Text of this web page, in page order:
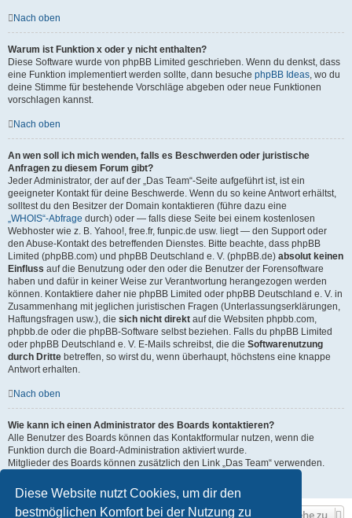
Diese Website nutzt Cookies, um dir den
bestmöglichen Komfort bei der Nutzung zu
Nach oben
Warum ist Funktion x oder y nicht enthalten?
Diese Software wurde von phpBB Limited geschrieben. Wenn du denkst, dass
eine Funktion implementiert werden sollte, dann besuche phpBB Ideas, wo du
deine Stimme für bestehende Vorschläge abgeben oder neue Funktionen
vorschlagen kannst.
Nach oben
An wen soll ich mich wenden, falls es Beschwerden oder juristische
Anfragen zu diesem Forum gibt?
Jeder Administrator, der auf der „Das Team“-Seite aufgeführt ist, ist ein
geeigneter Kontakt für deine Beschwerde. Wenn du so keine Antwort erhältst,
solltest du den Besitzer der Domain kontaktieren (führe dazu eine
„WHOIS“-Abfrage durch) oder — falls diese Seite bei einem kostenlosen
Webhoster wie z. B. Yahoo!, free.fr, funpic.de usw. liegt — den Support oder
den Abuse-Kontakt des betreffenden Dienstes. Bitte beachte, dass phpBB
Limited (phpBB.com) und phpBB Deutschland e. V. (phpBB.de) absolut keinen
Einfluss auf die Benutzung oder den oder die Benutzer der Forensoftware
haben und dafür in keiner Weise zur Verantwortung herangezogen werden
können. Kontaktiere daher nie phpBB Limited oder phpBB Deutschland e. V. in
Zusammenhang mit jeglichen juristischen Fragen (Unterlassungserklärungen,
Haftungsfragen usw.), die sich nicht direkt auf die Websiten phpbb.com,
phpbb.de oder die phpBB-Software selbst beziehen. Falls du phpBB Limited
oder phpBB Deutschland e. V. E-Mails schreibst, die die Softwarenutzung
durch Dritte betreffen, so wirst du, wenn überhaupt, höchstens eine knappe
Antwort erhalten.
Nach oben
Wie kann ich einen Administrator des Boards kontaktieren?
Alle Benutzer des Boards können das Kontaktformular nutzen, wenn die
Funktion durch die Board-Administration aktiviert wurde.
Mitglieder des Boards können zusätzlich den Link „Das Team“ verwenden.
Nach oben
Gehe zu